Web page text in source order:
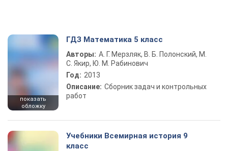
показать
обложку
ГДЗ Математика 5 класс
Авторы: А. Г. Мерзляк, В. Б. Полонский, М.
С. Якир, Ю. М. Рабинович
Год: 2013
Описание: Сборник задач и контрольных
работ
Учебники Всемирная история 9
класс